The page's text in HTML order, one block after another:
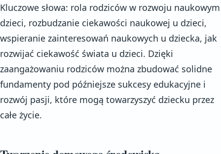
Kluczowe słowa: rola rodziców w rozwoju naukowym
dzieci, rozbudzanie ciekawości naukowej u dzieci,
wspieranie zainteresowań naukowych u dziecka, jak
rozwijać ciekawość świata u dzieci. Dzięki
zaangażowaniu rodziców można zbudować solidne
fundamenty pod późniejsze sukcesy edukacyjne i
rozwój pasji, które mogą towarzyszyć dziecku przez
całe życie.